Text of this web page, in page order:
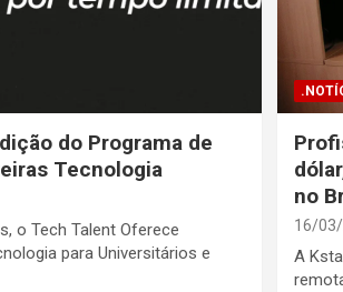
do Programa de
Tecnologia
o Tech Talent Oferece
para Universitários e
no
16/
A